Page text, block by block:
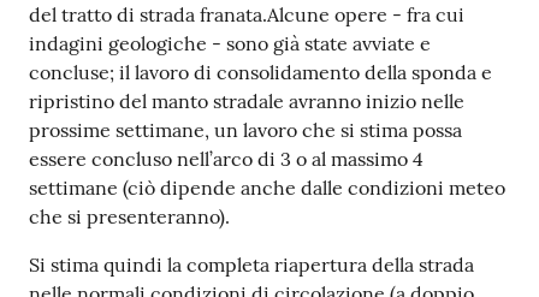
del tratto di strada franata.Alcune opere - fra cui
indagini geologiche - sono già state avviate e
concluse; il lavoro di consolidamento della sponda e
ripristino del manto stradale avranno inizio nelle
prossime settimane, un lavoro che si stima possa
essere concluso nell’arco di 3 o al massimo 4
settimane (ciò dipende anche dalle condizioni meteo
che si presenteranno).
Si stima quindi la completa riapertura della strada